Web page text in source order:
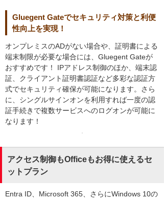
Gluegent Gateでセキュリティ対策と利便
性向上を実現！
オンプレミスのADがない場合や、証明書による
端末制限が必要な場合には、Gluegent Gateが
おすすめです！ IPアドレス制御のほか、端末認
証、クライアント証明書認証など多彩な認証方
式でセキュリティ確保が可能になります。さら
に、シングルサインオンを利用すれば一度の認
証手続きで複数サービスへのログオンが可能に
なります！
アクセス制御もOfficeもお得に使えるセ
ットプラン
Entra ID、Microsoft 365、さらにWindows 10の